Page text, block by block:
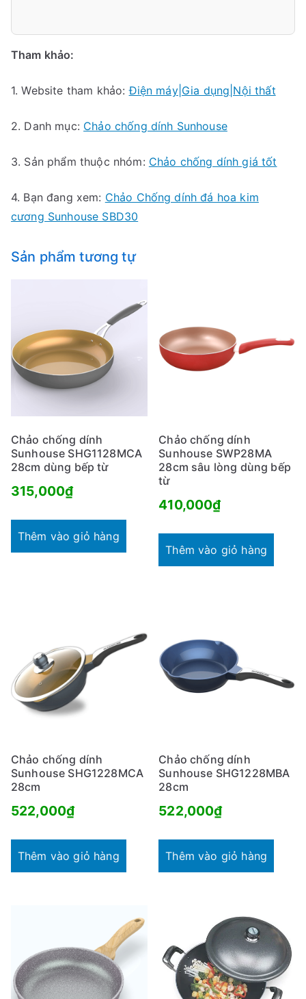
Tham khảo:
1. Website tham khảo:Điện máy|Gia dụng|Nội thất
2. Danh mục: Chảo chống dính Sunhouse
3. Sản phẩm thuộc nhóm: Chảo chống dính giá tốt
4. Bạn đang xem: Chảo Chống dính đá hoa kim
cương Sunhouse SBD30
Sản phẩm tương tự
Chảo chống dính
Sunhouse SHG1128MCA
28cm dùng bếp từ
315,000₫
Thêm vào giỏ hàng
Chảo chống dính
Sunhouse SWP28MA
28cm sâu lòng dùng bếp
từ
410,000₫
Thêm vào giỏ hàng
Chảo chống dính
Sunhouse SHG1228MCA
28cm
522,000₫
Thêm vào giỏ hàng
Chảo chống dính
Sunhouse SHG1228MBA
28cm
522,000₫
Thêm vào giỏ hàng